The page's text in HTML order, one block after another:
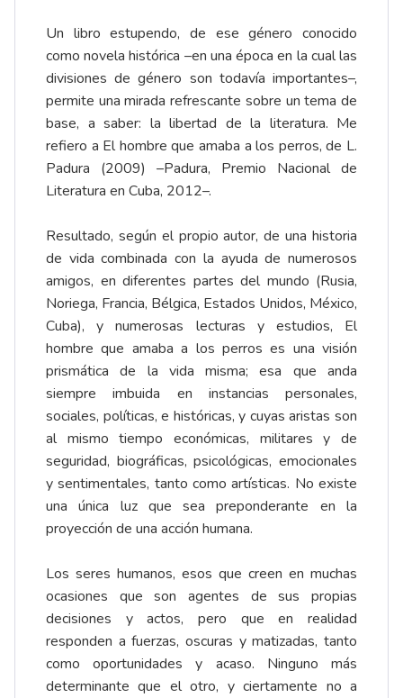
Un libro estupendo, de ese género conocido
como novela histórica –en una época en la cual las
divisiones de género son todavía importantes–,
permite una mirada refrescante sobre un tema de
base, a saber: la libertad de la literatura. Me
refiero a El hombre que amaba a los perros, de L.
Padura (2009) –Padura, Premio Nacional de
Literatura en Cuba, 2012–.
Resultado, según el propio autor, de una historia
de vida combinada con la ayuda de numerosos
amigos, en diferentes partes del mundo (Rusia,
Noriega, Francia, Bélgica, Estados Unidos, México,
Cuba), y numerosas lecturas y estudios, El
hombre que amaba a los perros es una visión
prismática de la vida misma; esa que anda
siempre imbuida en instancias personales,
sociales, políticas, e históricas, y cuyas aristas son
al mismo tiempo económicas, militares y de
seguridad, biográficas, psicológicas, emocionales
y sentimentales, tanto como artísticas. No existe
una única luz que sea preponderante en la
proyección de una acción humana.
Los seres humanos, esos que creen en muchas
ocasiones que son agentes de sus propias
decisiones y actos, pero que en realidad
responden a fuerzas, oscuras y matizadas, tanto
como oportunidades y acaso. Ninguno más
determinante que el otro, y ciertamente no a